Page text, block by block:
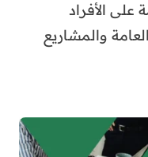
على الأفراد
والمشاريع